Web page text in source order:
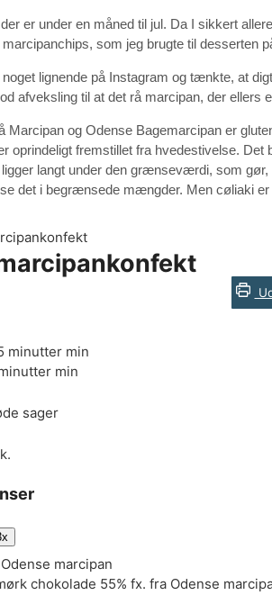
er under en måned til jul. Da I sikkert
som jeg brugte til desserten
lignende på Instagram og tænkte, at
afveksling til at det rå marcipan, der ellers
Marcipan og Odense Bagemarcipan er
oprindeligt fremstillet fra hvedestivelse.
langt under den grænseværdi, som
det i begrænsede mængder. Men cøliaki
minutter min
min
sager
Odense marcipan
chokolade 55% fx. fra Odense